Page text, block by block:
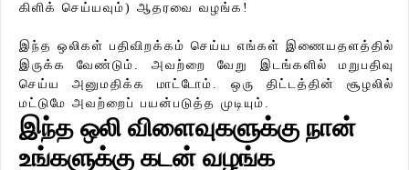
கிளிக் செய்யவும்) ஆதரவை வழங்க!
இந்த ஒலிகள் பதிவிறக்கம் செய்ய எங்கள் இணையதளத்தில்
இருக்க வேண்டும். அவற்றை வேறு இடங்களில் மறுபதிவு
செய்ய அனுமதிக்க மாட்டோம். ஒரு திட்டத்தின் சூழலில்
மட்டுமே அவற்றைப் பயன்படுத்த முடியும்.
இந்த ஒலி விளைவுகளுக்கு நான்
உங்களுக்கு கடன் வழங்க